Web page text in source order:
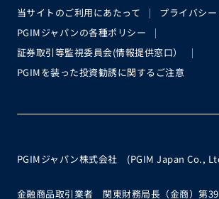
当サイトのご利用にあたって
プライバシ
PGIMジャパンの各種ポリシー
証券取引等監視委員会(情報提供窓口）
PGIMを装った投資勧誘に関するご注意
PGIMジャパン株式会社 (PGIM Japan Co.,
金融商品取引業者 関東財務局長（金商）第